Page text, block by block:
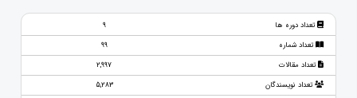
تعداد دوره ها
9
تعداد شماره
99
تعداد مقالات
2,997
تعداد نویسندگان
5,283